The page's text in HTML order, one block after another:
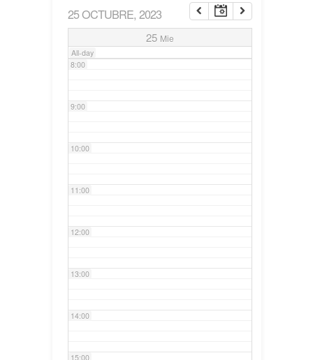
25 OCTUBRE, 2023
25 Mie
All-day
7:00
8:00
9:00
10:00
11:00
12:00
13:00
14:00
15:00